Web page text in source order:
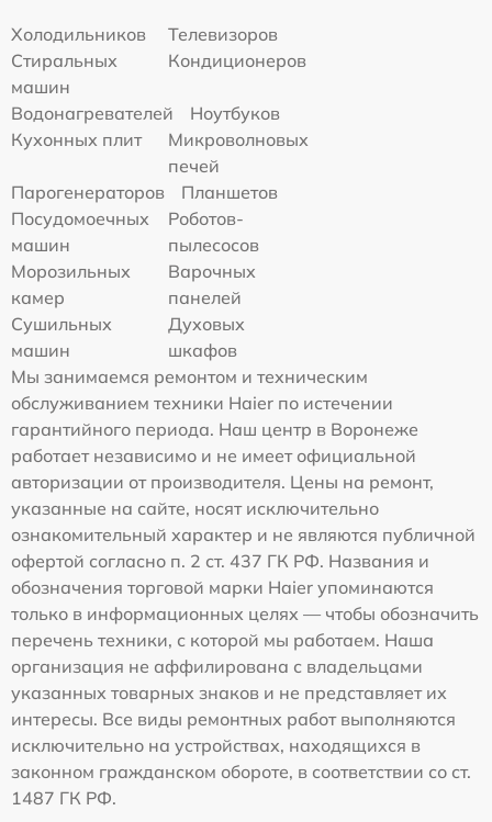
Холодильников
Телевизоров
Стиральных
машин
Кондиционеров
Водонагревателей
Ноутбуков
Кухонных плит
Микроволновых
печей
Парогенераторов
Планшетов
Посудомоечных
машин
Роботов-
пылесосов
Морозильных
камер
Варочных
панелей
Сушильных
машин
Духовых
шкафов
Мы занимаемся ремонтом и техническим
обслуживанием техники Haier по истечении
гарантийного периода. Наш центр в Воронеже
работает независимо и не имеет официальной
авторизации от производителя. Цены на ремонт,
указанные на сайте, носят исключительно
ознакомительный характер и не являются публичной
офертой согласно п. 2 ст. 437 ГК РФ. Названия и
обозначения торговой марки Haier упоминаются
только в информационных целях — чтобы обозначить
перечень техники, с которой мы работаем. Наша
организация не аффилирована с владельцами
указанных товарных знаков и не представляет их
интересы. Все виды ремонтных работ выполняются
исключительно на устройствах, находящихся в
законном гражданском обороте, в соответствии со ст.
1487 ГК РФ.